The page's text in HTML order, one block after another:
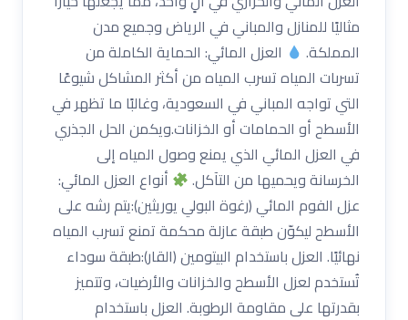
مثاليًا للمنازل والمباني في الرياض وجميع مدن
المملكة.
العزل المائي: الحماية الكاملة من
تسربات المياه تسرب المياه من أكثر المشاكل شيوعًا
التي تواجه المباني في السعودية، وغالبًا ما تظهر في
الأسطح أو الحمامات أو الخزانات.ويكمن الحل الجذري
في العزل المائي الذي يمنع وصول المياه إلى
الخرسانة ويحميها من التآكل.
أنواع العزل المائي:
عزل الفوم المائي (رغوة البولي يوريثين):يتم رشه على
الأسطح ليكوّن طبقة عازلة محكمة تمنع تسرب المياه
نهائيًا. العزل باستخدام البيتومين (القار):طبقة سوداء
تُستخدم لعزل الأسطح والخزانات والأرضيات، وتتميز
بقدرتها على مقاومة الرطوبة. العزل باستخدام